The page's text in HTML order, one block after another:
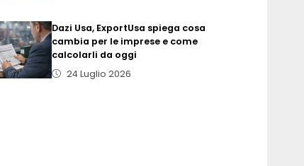
Dazi Usa, ExportUsa spiega cosa
cambia per le imprese e come
calcolarli da oggi
24 Luglio 2026